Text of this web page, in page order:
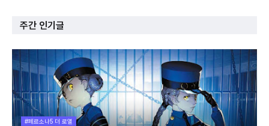
주간 인기글
#페르소나5 더 로열